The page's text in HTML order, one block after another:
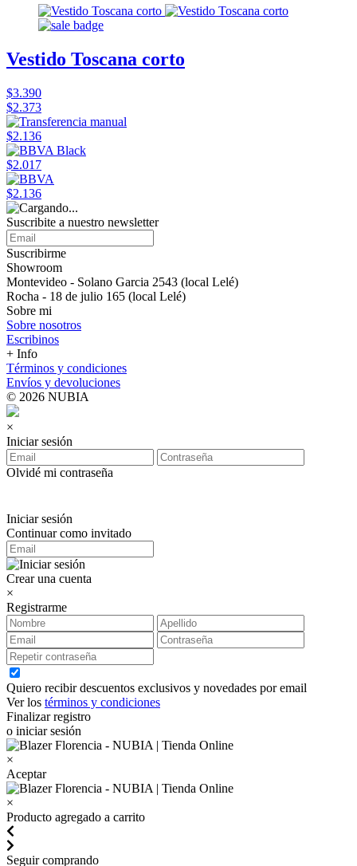
Vestido Toscana corto
$3.390
$2.373
$2.136
$2.017
$2.136
Suscribite a nuestro newsletter
Suscribirme
Showroom
Montevideo - Solano Garcia 2543 (local Lelé)
Rocha - 18 de julio 165 (local Lelé)
Sobre mi
Sobre nosotros
Escribinos
+ Info
Términos y condiciones
Envíos y devoluciones
© 2026 NUBIA
×
Iniciar sesión
Olvidé mi contraseña
Iniciar sesión
Continuar como invitado
Crear una cuenta
×
Registrarme
Quiero recibir descuentos exclusivos y novedades por email
Ver los términos y condiciones
Finalizar registro
o iniciar sesión
×
Aceptar
×
Producto agregado a carrito
Seguir comprando